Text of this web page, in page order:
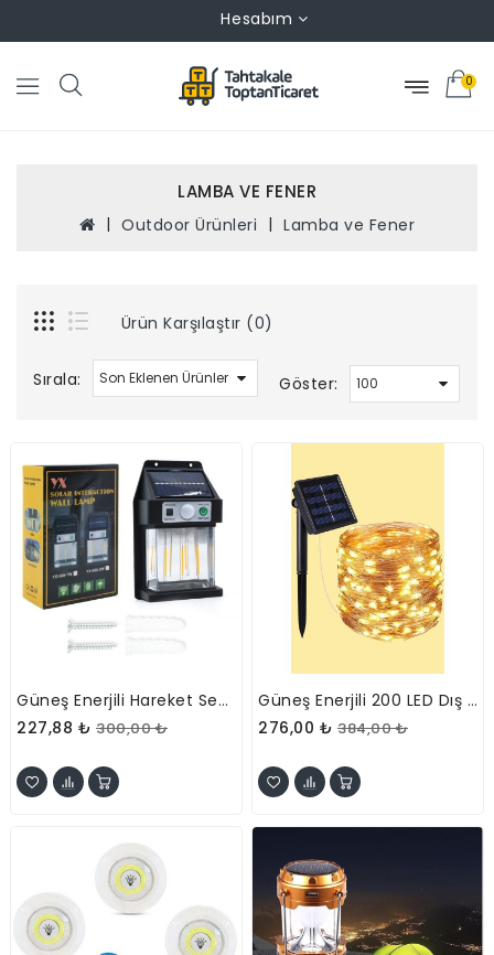
Hesabım
0
LAMBA VE FENER
Outdoor Ürünleri Lamba ve Fener
Ürün Karşılaştır (0)
Sırala: Göster:
Güneş Enerjili Hareket Sensörlü Duvar Lambası
227,88 ₺ 300,00 ₺
Güneş Enerjili 200 LED Dış Mekan Aydınlatma Şeridi
276,00 ₺ 384,00 ₺